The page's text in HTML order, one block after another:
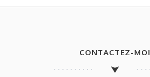
CONTACTEZ-MOI